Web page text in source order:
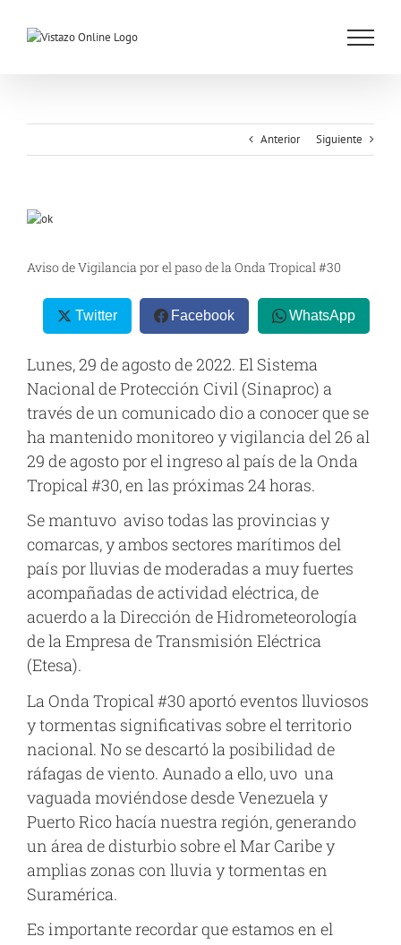
contenido
Anterior Siguiente
Ver
grande
Aviso de Vigilancia por el paso de la Onda Tropical #30
Twitter Facebook WhatsApp
Lunes, 29 de agosto de 2022. El Sistema
Nacional de Protección Civil (Sinaproc) a
través de un comunicado dio a conocer que se
ha mantenido monitoreo y vigilancia del 26 al
29 de agosto por el ingreso al país de la Onda
Tropical #30, en las próximas 24 horas.
Se mantuvo aviso todas las provincias y
comarcas, y ambos sectores marítimos del
país por lluvias de moderadas a muy fuertes
acompañadas de actividad eléctrica, de
acuerdo a la Dirección de Hidrometeorología
de la Empresa de Transmisión Eléctrica
(Etesa).
La Onda Tropical #30 aportó eventos lluviosos
y tormentas significativas sobre el territorio
nacional. No se descartó la posibilidad de
ráfagas de viento. Aunado a ello, uvo una
vaguada moviéndose desde Venezuela y
Puerto Rico hacía nuestra región, generando
un área de disturbio sobre el Mar Caribe y
amplias zonas con lluvia y tormentas en
Suramérica.
Es importante recordar que estamos en el